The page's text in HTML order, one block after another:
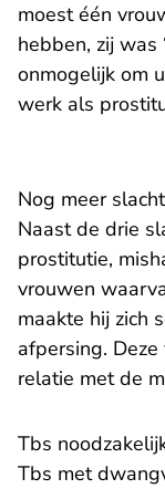
moest één
hebben, zij was
onmogelijk om
werk als
Nog meer
Naast de drie
prostitutie,
vrouwen
maakte hij zich
afpersing.
relatie met de
Tbs
Tbs met